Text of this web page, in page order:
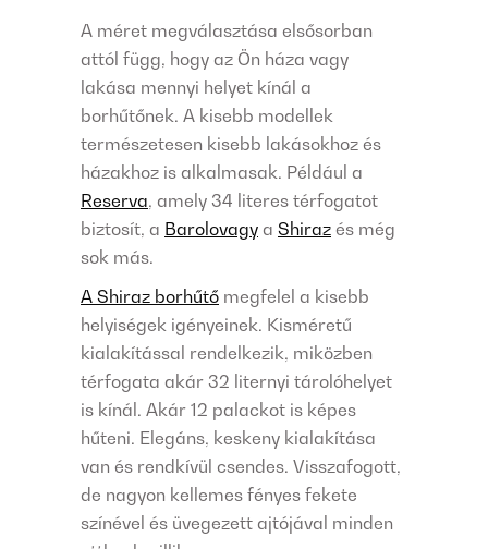
A méret megválasztása elsősorban
attól függ, hogy az Ön háza vagy
lakása mennyi helyet kínál a
borhűtőnek. A kisebb modellek
természetesen kisebb lakásokhoz és
házakhoz is alkalmasak. Például a
Reserva, amely 34 literes térfogatot
biztosít, a Barolovagy a Shiraz és még
sok más.
A Shiraz borhűtő megfelel a kisebb
helyiségek igényeinek. Kisméretű
kialakítással rendelkezik, miközben
térfogata akár 32 liternyi tárolóhelyet
is kínál. Akár 12 palackot is képes
hűteni. Elegáns, keskeny kialakítása
van és rendkívül csendes. Visszafogott,
de nagyon kellemes fényes fekete
színével és üvegezett ajtójával minden